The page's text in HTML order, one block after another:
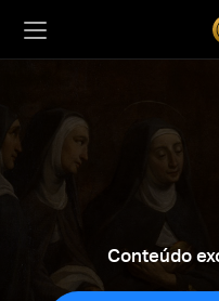
Conteúdo